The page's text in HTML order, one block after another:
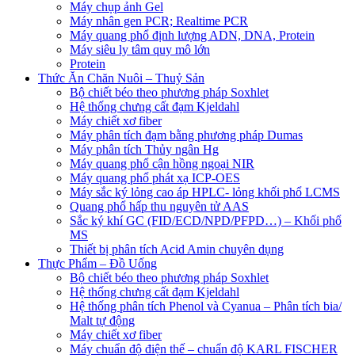
Máy chụp ảnh Gel
Máy nhân gen PCR; Realtime PCR
Máy quang phổ định lượng ADN, DNA, Protein
Máy siêu ly tâm quy mô lớn
Protein
Thức Ăn Chăn Nuôi – Thuỷ Sản
Bộ chiết béo theo phương pháp Soxhlet
Hệ thống chưng cất đạm Kjeldahl
Máy chiết xơ fiber
Máy phân tích đạm bằng phương pháp Dumas
Máy phân tích Thủy ngân Hg
Máy quang phổ cận hồng ngoại NIR
Máy quang phổ phát xạ ICP-OES
Máy sắc ký lỏng cao áp HPLC- lỏng khối phổ LCMS
Quang phổ hấp thu nguyên tử AAS
Sắc ký khí GC (FID/ECD/NPD/PFPD…) – Khối phổ
MS
Thiết bị phân tích Acid Amin chuyên dụng
Thực Phẩm – Đồ Uống
Bộ chiết béo theo phương pháp Soxhlet
Hệ thống chưng cất đạm Kjeldahl
Hệ thống phân tích Phenol và Cyanua – Phân tích bia/
Malt tự động
Máy chiết xơ fiber
Máy chuẩn độ điện thế – chuẩn độ KARL FISCHER